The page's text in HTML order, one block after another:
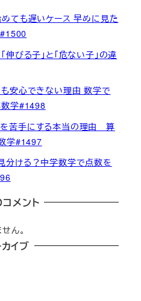
ても遅いケース 早めに見た
びる子」と「危ない子」の違
安心できない理由 数学で
学#1498
苦手にする本当の理由 算
学#1497
分ける？中学数学で点数を
メント
ん。
イブ